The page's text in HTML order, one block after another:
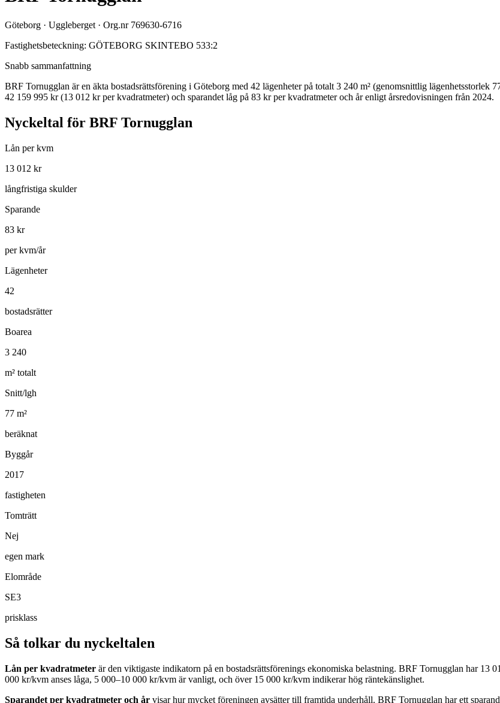
Göteborg · Uggleberget · Org.nr 769630-6716
Fastighetsbeteckning: GÖTEBORG SKINTEBO 533:2
Snabb sammanfattning
BRF Tornugglan är en äkta bostadsrättsförening i Göteborg med 42 lägenheter på totalt 3 240 m² (genomsnittlig lägenhetsstorlek
42 159 995 kr (13 012 kr per kvadratmeter) och sparandet låg på 83 kr per kvadratmeter och år enligt årsredovisningen från 2024.
Nyckeltal för BRF Tornugglan
Lån per kvm
13 012 kr
långfristiga skulder
Sparande
83 kr
per kvm/år
Lägenheter
42
bostadsrätter
Boarea
3 240
m² totalt
Snitt/lgh
77 m²
beräknat
Byggår
2017
fastigheten
Tomträtt
Nej
egen mark
Elområde
SE3
prisklass
Så tolkar du nyckeltalen
Lån per kvadratmeter är den viktigaste indikatorn på en bostadsrättsförenings ekonomiska belastning. BRF Tornugglan har 13
000 kr/kvm anses låga, 5 000–10 000 kr/kvm är vanligt, och över 15 000 kr/kvm indikerar hög räntekänslighet.
Sparandet per kvadratmeter och år visar hur mycket föreningen avsätter till framtida underhåll. BRF Tornugglan har ett